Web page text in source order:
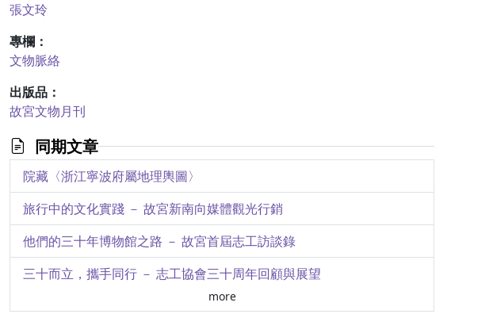
張文玲
專欄：
文物脈絡
出版品：
故宮文物月刊
同期文章
院藏〈浙江寧波府屬地理輿圖〉
旅行中的文化實踐 － 故宮新南向媒體觀光行銷
他們的三十年博物館之路 － 故宮首屆志工訪談錄
三十而立，攜手同行 － 志工協會三十周年回顧與展望
more